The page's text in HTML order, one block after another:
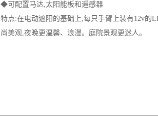
◆可配置马达,太阳能板和遥感器
特点:在电动遮阳的基础上,每只手臂上装有12v的
尚美观,夜晚更温馨、浪漫。庭院景观更迷人。